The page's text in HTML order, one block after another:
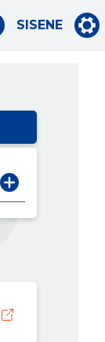
SISENE